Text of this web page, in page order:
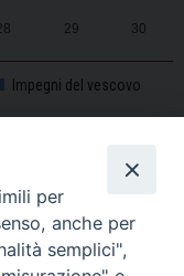
29 30
Impegni del vescovo
2025-2026
per
anche per
semplici",